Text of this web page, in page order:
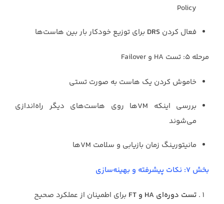
Policy
فعال کردن DRS برای توزیع خودکار بار بین هاست‌ها
مرحله ۵: تست HA و Failover
خاموش کردن یک هاست به صورت تستی
بررسی اینکه VMها روی هاست‌های دیگر راه‌اندازی
می‌شوند
مانیتورینگ زمان بازیابی و سلامت VMها
بخش ۷: نکات پیشرفته و بهینه‌سازی
تست دوره‌ای HA و FT برای اطمینان از عملکرد صحیح